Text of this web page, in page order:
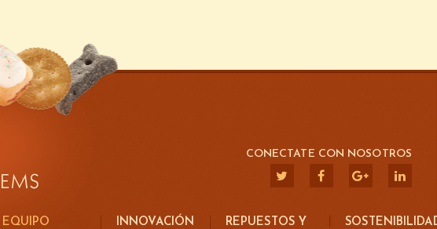
CONECTATE CON NOSOTROS
EQUIPO INNOVACIÓN
REPUESTOS Y